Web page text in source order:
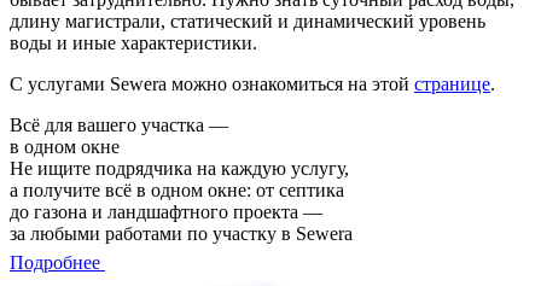
длину магистрали, статический и динамический уровень
воды и иные характеристики.
С услугами Sewera можно ознакомиться на этой странице.
Всё для вашего участка —
в одном окне
Не ищите подрядчика на каждую услугу,
а получите всё в одном окне: от септика
до газона и ландшафтного проекта —
за любыми работами по участку в Sewera
Подробнее